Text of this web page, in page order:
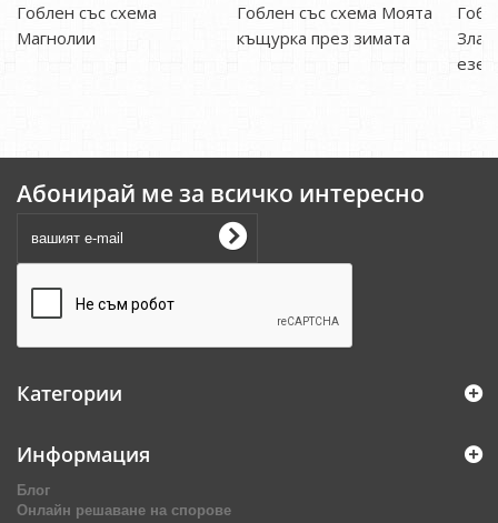
Гоблен със схема
Магнолии
Гоблен със схема Моята
къщурка през зимата
Абонирай ме за всичко интересно
Категории
Информация
Блог
Онлайн решаване на спорове